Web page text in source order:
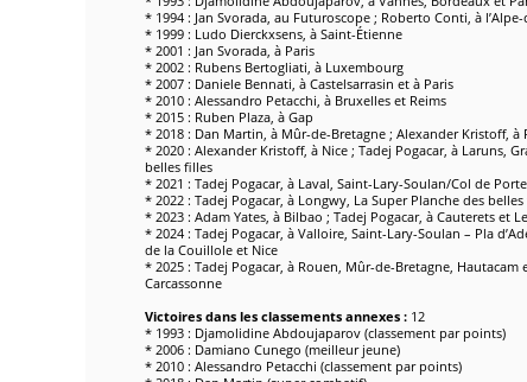
* 1994 : Jan Svorada, au Futuroscope ; Roberto Conti, à l’Alpe-
* 1999 : Ludo Dierckxsens, à Saint-Étienne
* 2001 : Jan Svorada, à Paris
* 2002 : Rubens Bertogliati, à Luxembourg
* 2007 : Daniele Bennati, à Castelsarrasin et à Paris
* 2010 : Alessandro Petacchi, à Bruxelles et Reims
* 2015 : Ruben Plaza, à Gap
* 2018 : Dan Martin, à Mûr-de-Bretagne ; Alexander Kristoff, à
* 2020 : Alexander Kristoff, à Nice ; Tadej Pogacar, à Laruns,
belles filles
* 2021 : Tadej Pogacar, à Laval, Saint-Lary-Soulan/Col de
* 2022 : Tadej Pogacar, à Longwy, La Super Planche des
* 2023 : Adam Yates, à Bilbao ; Tadej Pogacar, à Cauterets et
* 2024 : Tadej Pogacar, à Valloire, Saint-Lary-Soulan – Pla
de la Couillole et Nice
* 2025 : Tadej Pogacar, à Rouen, Mûr-de-Bretagne, Hautacam
Carcassonne
Victoires dans les classements annexes : 12
* 1993 : Djamolidine Abdoujaparov (classement par points)
* 2006 : Damiano Cunego (meilleur jeune)
* 2010 : Alessandro Petacchi (classement par points)